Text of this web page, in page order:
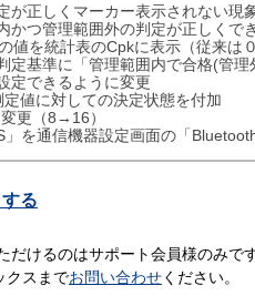
が正しくマーカー表示されない現
かつ管理範囲外の判定が正しくで
値を統計表のCpkに表示（従来は０
基準に「管理範囲内で合格(管理
定できるように変更
値に対しての決定状態を付加
更（8→16）
を通信機器設定画面の「
る
けるのはサポート会員様のみです
クスまでお問い合わせください。